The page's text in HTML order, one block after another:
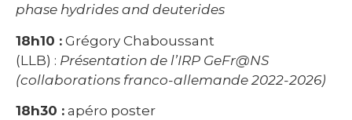
phase hydrides and deuterides
18h10 : Grégory Chaboussant
(LLB) : Présentation de l’IRP GeFr@NS
(collaborations franco-allemande 2022-2026)
18h30 : apéro poster